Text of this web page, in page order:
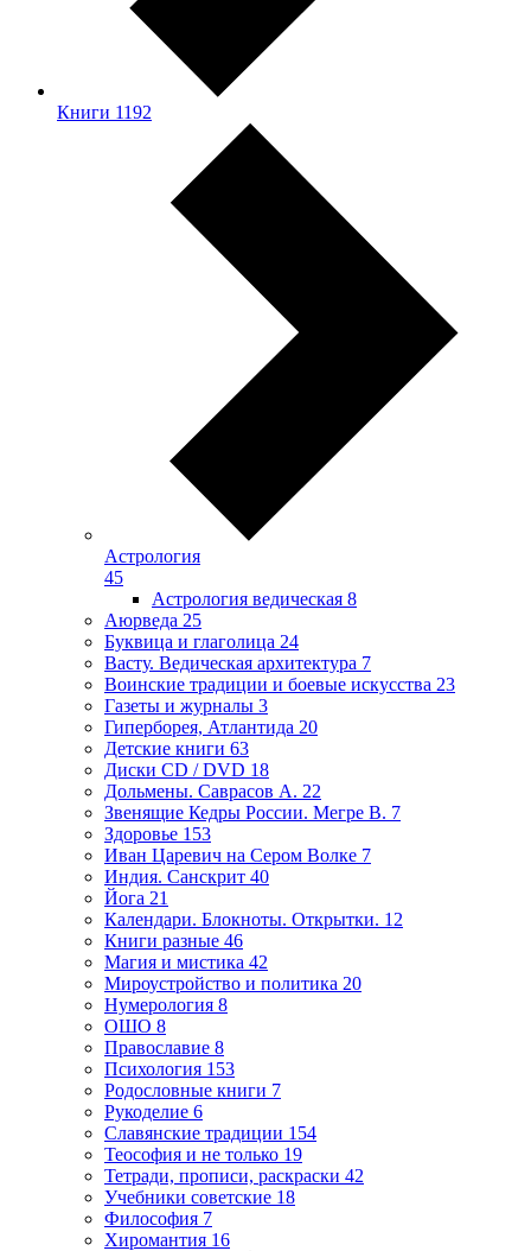
Книги 1192
Астрология
45
Астрология ведическая 8
Аюрведа 25
Буквица и глаголица 24
Васту. Ведическая архитектура 7
Воинские традиции и боевые искусства 23
Газеты и журналы 3
Гиперборея, Атлантида 20
Детские книги 63
Диски CD / DVD 18
Дольмены. Саврасов А. 22
Звенящие Кедры России. Мегре В. 7
Здоровье 153
Иван Царевич на Сером Волке 7
Индия. Санскрит 40
Йога 21
Календари. Блокноты. Открытки. 12
Книги разные 46
Магия и мистика 42
Мироустройство и политика 20
Нумерология 8
ОШО 8
Православие 8
Психология 153
Родословные книги 7
Рукоделие 6
Славянские традиции 154
Теософия и не только 19
Тетради, прописи, раскраски 42
Учебники советские 18
Философия 7
Хиромантия 16